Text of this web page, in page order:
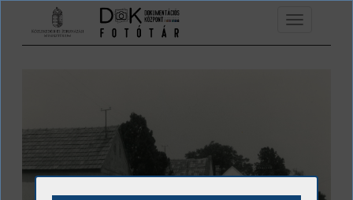
Ugrás a tartalomra
Toggle
navigation